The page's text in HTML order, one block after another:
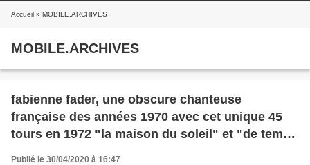
Accueil » MOBILE.ARCHIVES
MOBILE.ARCHIVES
fabienne fader, une obscure chanteuse
française des années 1970 avec cet unique 45
tours en 1972 "la maison du soleil" et "de temps
en temps"
Publié le 30/04/2020 à 16:47